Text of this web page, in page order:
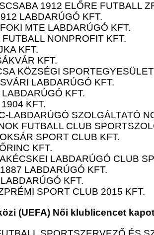
1912 ELŐRE FUTBALL
LABDARÚGÓ KFT.
MTE LABDARÚGÓ KFT.
NONPROFIT KFT.
KFT.
KFT.
KÖZSÉGI SPORTEGYESÜLET
LABDARÚGÓ KFT.
KFT.
KFT.
LABDARÚGÓ SZOLGÁLTATÓ
FUTBALL CLUB
SPORT CLUB KFT.
KFT.
LABDARÚGÓ CLUB
LABDARÚGÓ KFT.
KFT.
SPORT CLUB 2015 KFT.
(UEFA) Női klublicencet